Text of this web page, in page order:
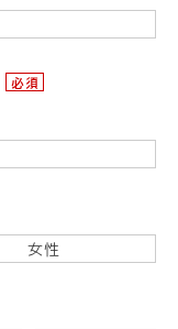
必須
女性